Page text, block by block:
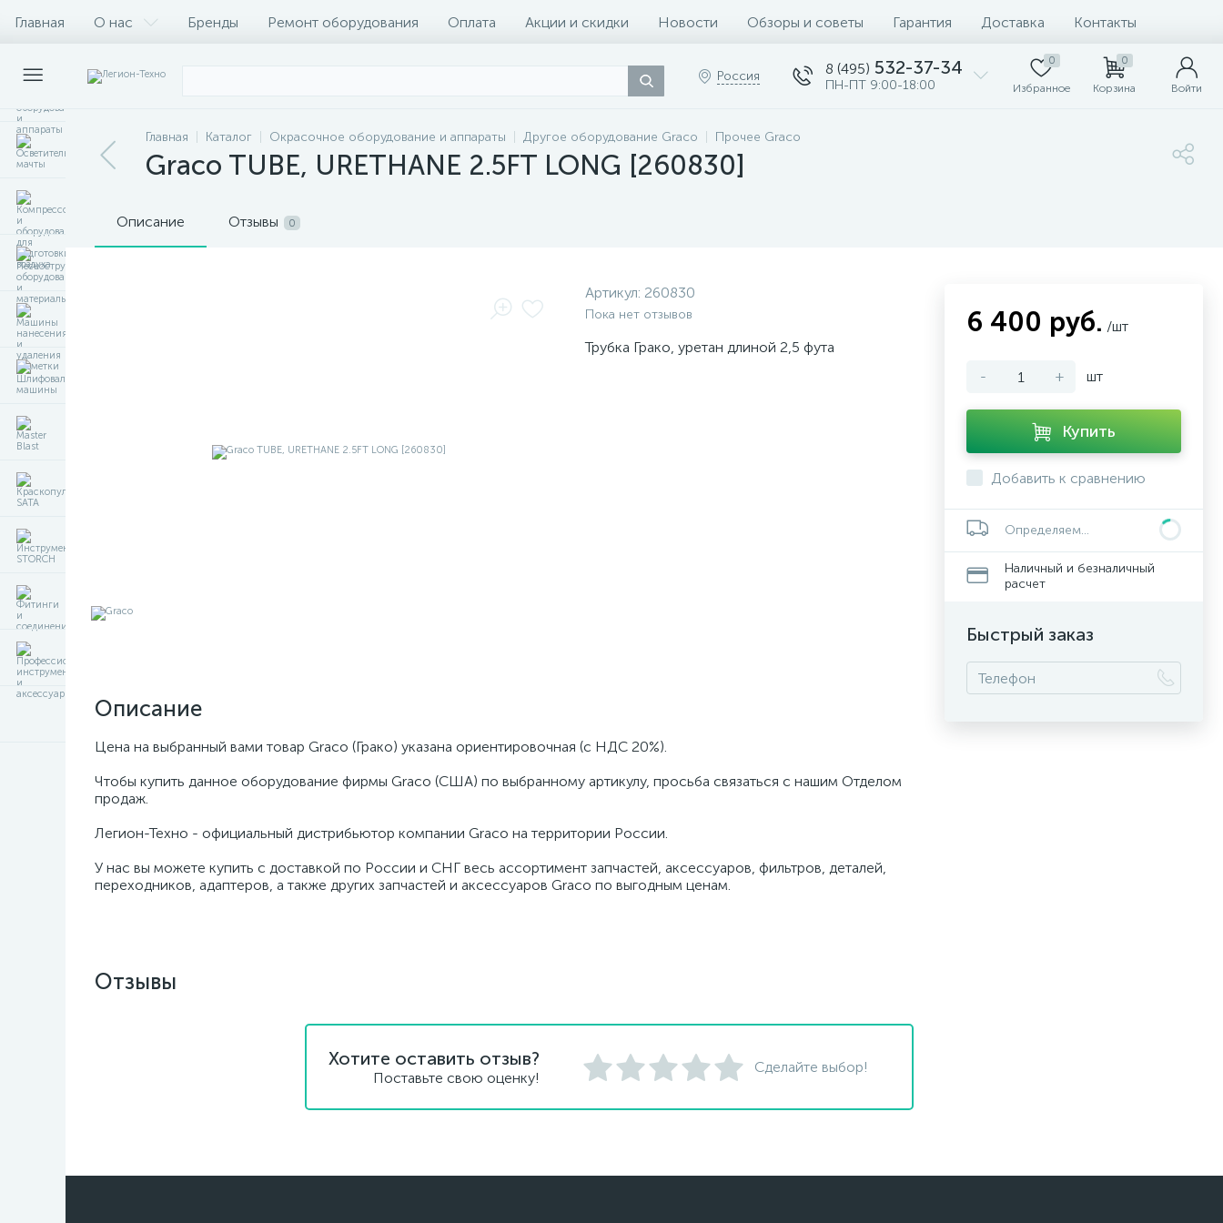
Главная О нас Бренды Ремонт оборудования Оплата Акции и скидки Новости Обзоры и советы Гарантия Доставка Контакты
Россия 8 (495) 532-37-34
ПН-ПТ 9:00-18:00
0
Избранное
0
Корзина Войти
Главная Каталог Окрасочное оборудование и аппараты Другое оборудование Graco Прочее Graco
Graco TUBE, URETHANE 2.5FT LONG [260830]
Описание Отзывы 0
Артикул: 260830
Пока нет отзывов
Трубка Грако, уретан длиной 2,5 фута
Описание
Цена на выбранный вами товар Graco (Грако) указана ориентировочная (с НДС 20%).
Чтобы купить данное оборудование фирмы Graco (США) по выбранному артикулу, просьба связаться с нашим Отделом
продаж.
Легион-Техно - официальный дистрибьютор компании Graco на территории России.
У нас вы можете купить с доставкой по России и СНГ весь ассортимент запчастей, аксессуаров, фильтров, деталей,
переходников, адаптеров, а также других запчастей и аксессуаров Graco по выгодным ценам.
6 400 руб. /шт
- + шт
Купить
Добавить к сравнению
Определяем...
Наличный и безналичный
расчет
Быстрый заказ
Отзывы
Хотите оставить отзыв?
Поставьте свою оценку!
Сделайте выбор!